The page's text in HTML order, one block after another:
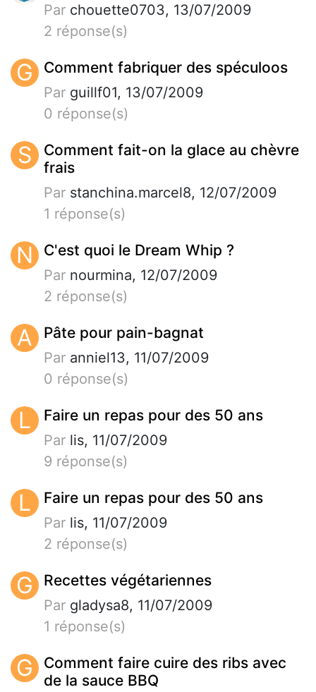
Par chouette0703, 13/07/2009
2 réponse(s)
G Comment fabriquer des spéculoos
Par guillf01, 13/07/2009
0 réponse(s)
S
Comment fait-on la glace au chèvre
frais
Par stanchina.marcel8, 12/07/2009
1 réponse(s)
N C'est quoi le Dream Whip ?
Par nourmina, 12/07/2009
2 réponse(s)
A Pâte pour pain-bagnat
Par anniel13, 11/07/2009
0 réponse(s)
L Faire un repas pour des 50 ans
Par lis, 11/07/2009
9 réponse(s)
L Faire un repas pour des 50 ans
Par lis, 11/07/2009
2 réponse(s)
G Recettes végétariennes
Par gladysa8, 11/07/2009
1 réponse(s)
G
Comment faire cuire des ribs avec
de la sauce BBQ